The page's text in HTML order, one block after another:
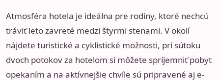
Atmosféra hotela je ideálna pre rodiny, ktoré nechcú
tráviť leto zavreté medzi štyrmi stenami. V okolí
nájdete turistické a cyklistické možnosti, pri sútoku
dvoch potokov za hotelom si môžete spríjemniť pobyt
opekaním a na aktívnejšie chvíle sú pripravené aj e-